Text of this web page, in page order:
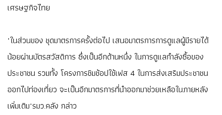
เศรษฐกิจไทย
"ในส่วนของ ชุดมาตรการครั้งต่อไป เสนอมาตรการการดูแลผู้มีรายได้
น้อยผ่านบัตรสวัสดิการ ซึ่งเป็นอีกด้านหนึ่ง ในการดูแลกำลังซื้อของ
ประชาชน รวมทั้ง โครงการชิมช้อปใช้เฟส 4 ในการส่งเสริมประชาชน
ออกไปท่องเที่ยว จะเป็นอีกมาตรการที่นำออกมาช่วยเหลือในภายหลัง
เพิ่มเติม"รมว.คลัง กล่าว